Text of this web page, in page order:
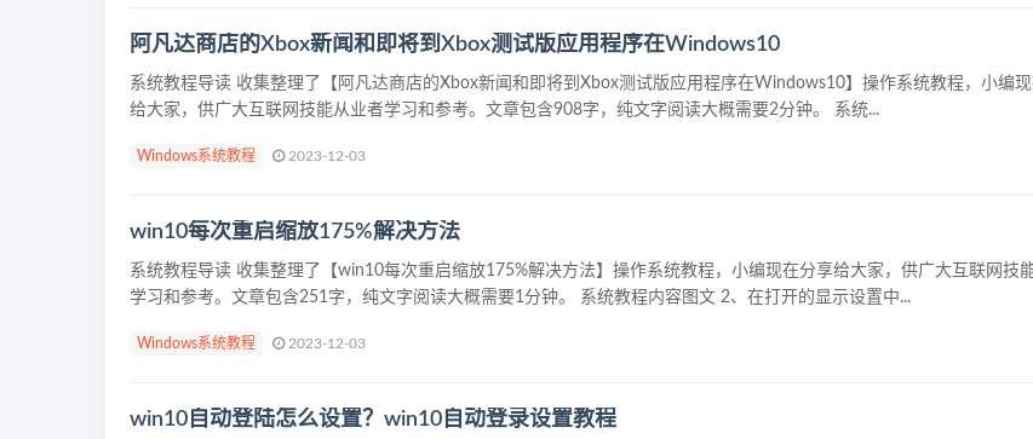
阿凡达商店的Xbox新闻和即将到Xbox测试版应用程序在Windows10
系统教程导读 收集整理了【阿凡达商店的Xbox新闻和即将到Xbox测试版应用程序在Windows10】操作系统教程，小编
给大家，供广大互联网技能从业者学习和参考。文章包含908字，纯文字阅读大概需要2分钟。 系统...
Windows系统教程 2023-12-03
win10每次重启缩放175%解决方法
系统教程导读 收集整理了【win10每次重启缩放175%解决方法】操作系统教程，小编现在分享给大家，供广大互联网技
学习和参考。文章包含251字，纯文字阅读大概需要1分钟。 系统教程内容图文 2、在打开的显示设置中...
Windows系统教程 2023-12-03
win10自动登陆怎么设置？win10自动登录设置教程